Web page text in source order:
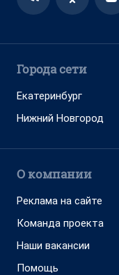
Города сети
Екатеринбург
Нижний Новгород
О компании
Реклама на сайте
Команда проекта
Наши вакансии
Помощь